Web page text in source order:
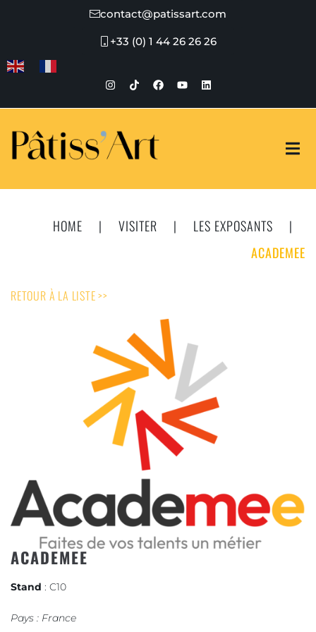
contact@patissart.com
+33 (0) 1 44 26 26 26
HOME | VISITER | LES EXPOSANTS
|
ACADEMEE
RETOUR À LA LISTE >>
ACADEMEE
Stand : C10
Pays : France